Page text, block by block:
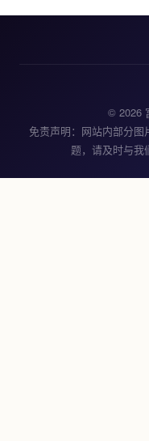
© 2026
免责声明：网站内部分
题，请及时与我